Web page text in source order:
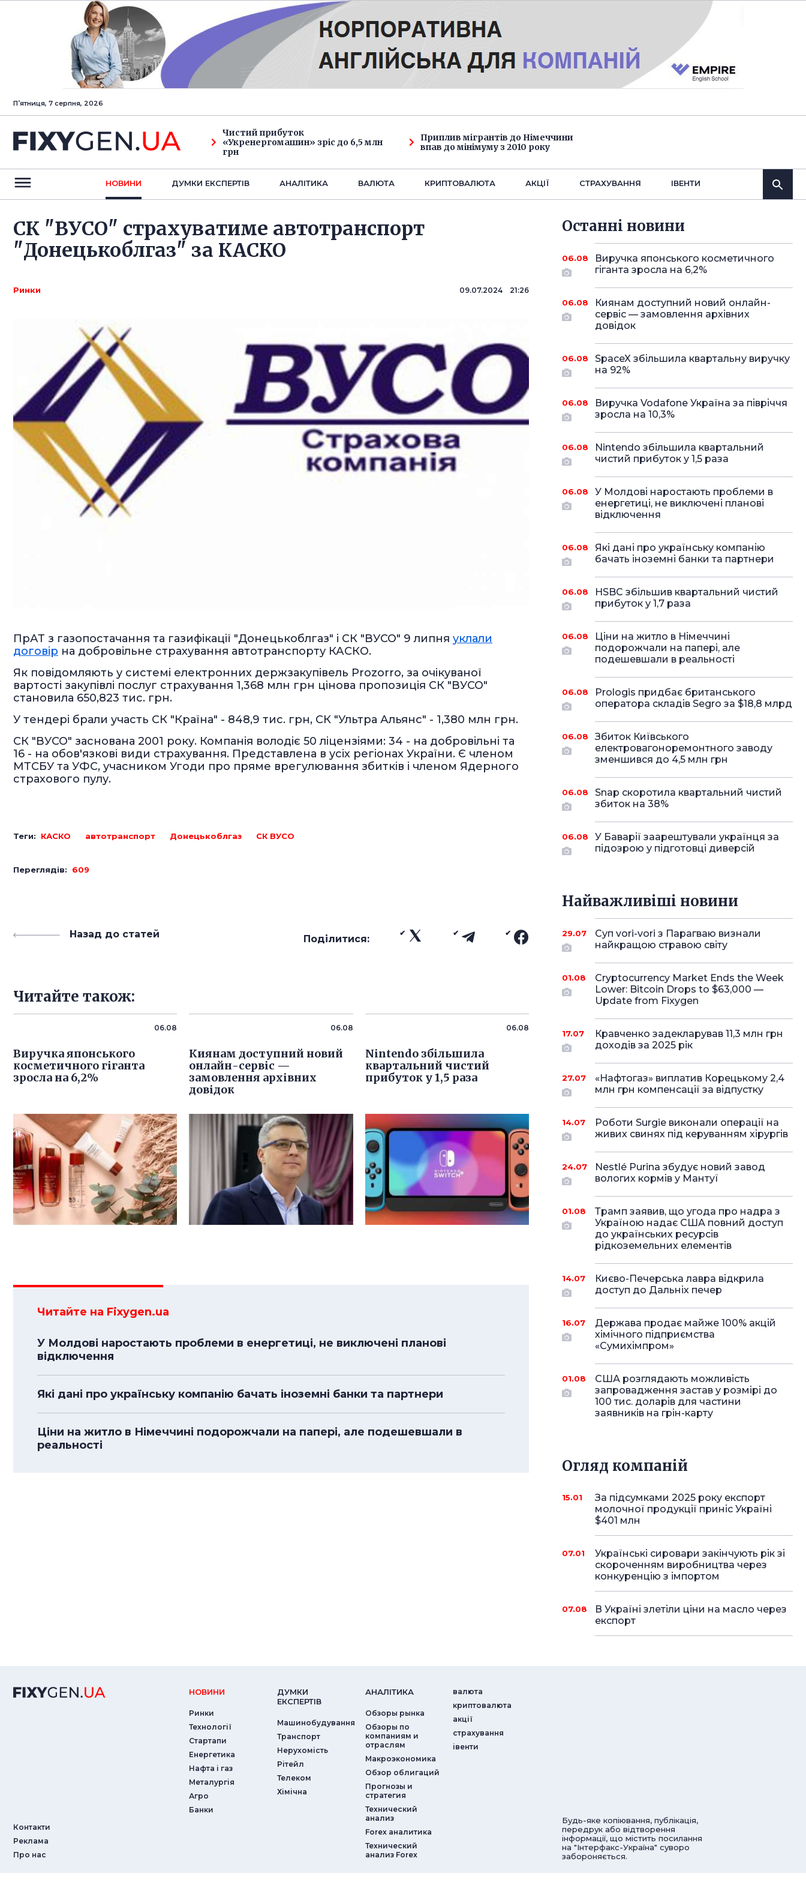
Пʼятниця, 7 серпня, 2026
Чистий прибуток
«Укренергомашин» зріс до 6,5 млн
грн
Приплив мігрантів до Німеччини
впав до мінімуму з 2010 року
НОВИНИ ДУМКИ ЕКСПЕРТIВ АНАЛIТИКА ВАЛЮТА КРИПТОВАЛЮТА АКЦІЇ СТРАХУВАННЯ IВЕНТИ
СК "ВУСО" страхуватиме автотранспорт
"Донецькоблгаз" за КАСКО
Ринки 09.07.2024 21:26
ПрАТ з газопостачання та газифікації "Донецькоблгаз" і СК "ВУСО" 9 липня уклали
договір на добровільне страхування автотранспорту КАСКО.
Як повідомляють у системі електронних держзакупівель Prozorro, за очікуваної
вартості закупівлі послуг страхування 1,368 млн грн цінова пропозиція СК "ВУСО"
становила 650,823 тис. грн.
У тендері брали участь СК "Країна" - 848,9 тис. грн, СК "Ультра Альянс" - 1,380 млн грн.
СК "ВУСО" заснована 2001 року. Компанія володіє 50 ліцензіями: 34 - на добровільні та
16 - на обов'язкові види страхування. Представлена в усіх регіонах України. Є членом
МТСБУ та УФС, учасником Угоди про пряме врегулювання збитків і членом Ядерного
страхового пулу.
Теги: КАСКО автотранспорт Донецькоблгаз СК ВУСО
Переглядів: 609
Назад до статей Поділитися:
Читайте також:
06.08
Виручка японського
косметичного гіганта
зросла на 6,2%
06.08
Киянам доступний новий
онлайн-сервіс —
замовлення архівних
довідок
06.08
Nintendo збільшила
квартальний чистий
прибуток у 1,5 раза
Читайте на Fixygen.ua
У Молдові наростають проблеми в енергетиці, не виключені планові
відключення
Які дані про українську компанію бачать іноземні банки та партнери
Ціни на житло в Німеччині подорожчали на папері, але подешевшали в
реальності
Останнi новини
06.08
Виручка японського косметичного
гіганта зросла на 6,2%
06.08
Киянам доступний новий онлайн-
сервіс — замовлення архівних
довідок
06.08
SpaceX збільшила квартальну виручку
на 92%
06.08
Виручка Vodafone Україна за півріччя
зросла на 10,3%
06.08
Nintendo збільшила квартальний
чистий прибуток у 1,5 раза
06.08
У Молдові наростають проблеми в
енергетиці, не виключені планові
відключення
06.08
Які дані про українську компанію
бачать іноземні банки та партнери
06.08
HSBC збільшив квартальний чистий
прибуток у 1,7 раза
06.08
Ціни на житло в Німеччині
подорожчали на папері, але
подешевшали в реальності
06.08
Prologis придбає британського
оператора складів Segro за $18,8 млрд
06.08
Збиток Київського
електровагоноремонтного заводу
зменшився до 4,5 млн грн
06.08
Snap скоротила квартальний чистий
збиток на 38%
06.08
У Баварії заарештували українця за
підозрою у підготовці диверсій
Найважливіші новини
29.07
Суп vori-vori з Парагваю визнали
найкращою стравою світу
01.08
Cryptocurrency Market Ends the Week
Lower: Bitcoin Drops to $63,000 —
Update from Fixygen
17.07
Кравченко задекларував 11,3 млн грн
доходів за 2025 рік
27.07
«Нафтогаз» виплатив Корецькому 2,4
млн грн компенсації за відпустку
14.07
Роботи Surgie виконали операції на
живих свинях під керуванням хірургів
24.07
Nestlé Purina збудує новий завод
вологих кормів у Мантуї
01.08
Трамп заявив, що угода про надра з
Україною надає США повний доступ
до українських ресурсів
рідкоземельних елементів
14.07
Києво-Печерська лавра відкрила
доступ до Дальніх печер
16.07
Держава продає майже 100% акцій
хімічного підприємства
«Сумихімпром»
01.08
США розглядають можливість
запровадження застав у розмірі до
100 тис. доларів для частини
заявників на грін-карту
Огляд компаній
15.01
За підсумками 2025 року експорт
молочної продукції приніс Україні
$401 млн
07.01
Українські сировари закінчують рік зі
скороченням виробництва через
конкуренцію з імпортом
07.08
В Україні злетіли ціни на масло через
експорт
Контакти
Реклама
Про нас
НОВИНИ
Ринки
Технології
Стартапи
Енергетика
Нафта і газ
Металургія
Агро
Банки
ДУМКИ
ЕКСПЕРТIВ
Машинобудування
Транспорт
Нерухомість
Рітейл
Телеком
Хімічна
АНАЛIТИКА
Обзоры рынка
Обзоры по
компаниям и
отраслям
Макроэкономика
Обзор облигаций
Прогнозы и
стратегия
Технический
анализ
Forex аналитика
Технический
анализ Forex
валюта
криптовалюта
акції
страхування
iвенти
Будь-яке копіювання, публікація,
передрук або відтворення
інформації, що містить посилання
на "Інтерфакс-Україна" суворо
забороняється.